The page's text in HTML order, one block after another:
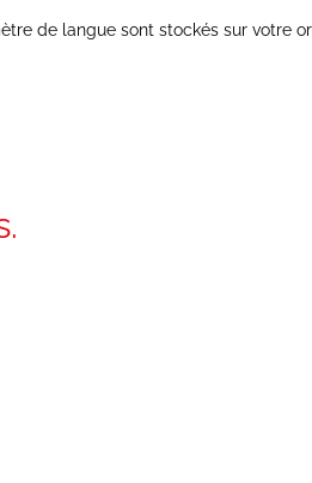
de langue sont stockés sur votre